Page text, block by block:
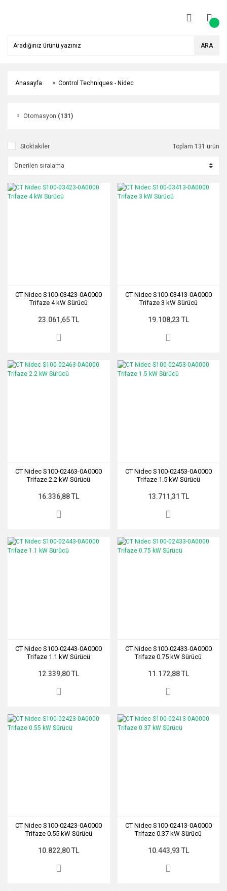
ARA
Anasayfa Control Techniques - Nidec
Otomasyon (131)
Stoktakiler Toplam 131 ürün
CT Nidec S100-03423-0A0000
Trifaze 4 kW Sürücü
23.061,65 TL
CT Nidec S100-03413-0A0000
Trifaze 3 kW Sürücü
19.108,23 TL
CT Nidec S100-02463-0A0000
Trifaze 2.2 kW Sürücü
16.336,88 TL
CT Nidec S100-02453-0A0000
Trifaze 1.5 kW Sürücü
13.711,31 TL
CT Nidec S100-02443-0A0000
Trifaze 1.1 kW Sürücü
12.339,80 TL
CT Nidec S100-02433-0A0000
Trifaze 0.75 kW Sürücü
11.172,88 TL
CT Nidec S100-02423-0A0000
Trifaze 0.55 kW Sürücü
10.822,80 TL
CT Nidec S100-02413-0A0000
Trifaze 0.37 kW Sürücü
10.443,93 TL